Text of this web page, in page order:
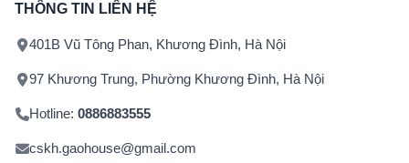
THÔNG TIN LIÊN HỆ
401B Vũ Tông Phan, Khương Đình, Hà Nội
97 Khương Trung, Phường Khương Đình, Hà Nội
Hotline: 0886883555
cskh.gaohouse@gmail.com